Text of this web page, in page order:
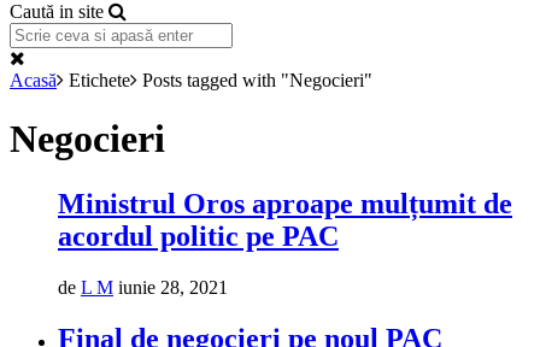
Caută in site
Acasă Etichete Posts tagged with "Negocieri"
Negocieri
Ministrul Oros aproape mulțumit de
acordul politic pe PAC
de L M iunie 28, 2021
Final de negocieri pe noul PAC